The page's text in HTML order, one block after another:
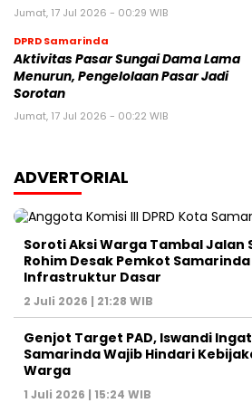
Jumat, 17 Jul 2026 - 00:29 WIB
DPRD Samarinda
Aktivitas Pasar Sungai Dama Lama
Menurun, Pengelolaan Pasar Jadi
Sorotan
Jumat, 17 Jul 2026 - 00:22 WIB
ADVERTORIAL
Soroti Aksi Warga Tambal Jalan
Rohim Desak Pemkot
Infrastruktur Dasar
2 Juli 2026 | 21:28 WIB
Genjot Target PAD, Iswandi
Samarinda Wajib Hindari
Warga
1 Juli 2026 | 15:24 WIB